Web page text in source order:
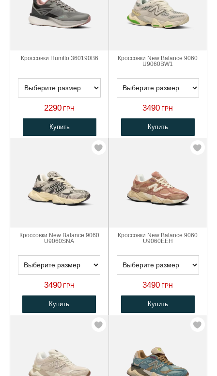
Кроссовки Humtto 360190B6
2290 ГРН
Купить
Кроссовки New Balance 9060
U9060BW1
3490 ГРН
Купить
Кроссовки New Balance 9060
U9060SNA
3490ГРН
Купить
Кроссовки New Balance 9060
U9060EEH
3490 ГРН
Купить